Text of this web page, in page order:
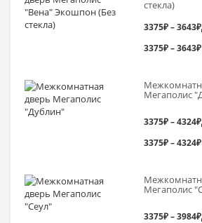
стекла)
3375₽–3643₽
3375₽ – 3643₽
Мегаполис
3375₽–4324₽
3375₽ – 4324₽
Мегаполис
3375₽–3984₽